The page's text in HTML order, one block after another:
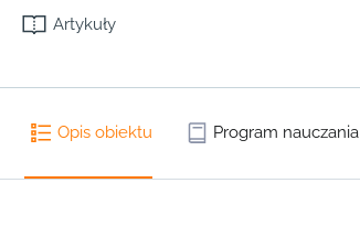
Artykuły
Opis obiektu Program nauczania